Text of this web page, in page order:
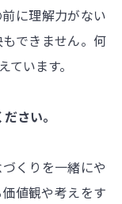
に理解力がない
できません。何
います。
さい。
くりを一緒にや
値観や考えをす